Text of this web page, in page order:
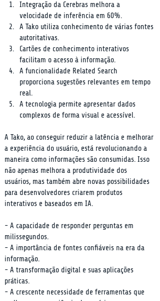
Integração da Cerebras melhora a
velocidade de inferência em 60%.
A Tako utiliza conhecimento de várias fontes
autoritativas.
Cartões de conhecimento interativos
facilitam o acesso à informação.
A funcionalidade Related Search
proporciona sugestões relevantes em tempo
real.
A tecnologia permite apresentar dados
complexos de forma visual e acessível.
A Tako, ao conseguir reduzir a latência e melhorar
a experiência do usuário, está revolucionando a
maneira como informações são consumidas. Isso
não apenas melhora a produtividade dos
usuários, mas também abre novas possibilidades
para desenvolvedores criarem produtos
interativos e baseados em IA.
- A capacidade de responder perguntas em
milissegundos.
- A importância de fontes confiáveis na era da
informação.
- A transformação digital e suas aplicações
práticas.
- A crescente necessidade de ferramentas que